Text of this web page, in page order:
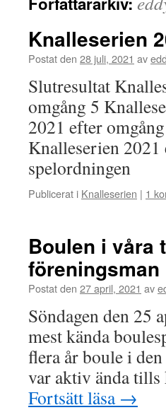
Knalleserien
Postat den 28 juli, 2021 av
Slutresultat
omgång 5
2021 efter
Knalleserien
spelordningen
Publicerat i Knalleserien | 1
Boulen i våra
föreningsman
Postat den 27 april, 2021 av
Söndagen den 25
mest kända
flera år boule i
var aktiv ända
Fortsätt läsa →